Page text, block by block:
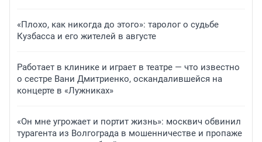
«Плохо, как никогда до этого»: таролог о судьбе
Кузбасса и его жителей в августе
Работает в клинике и играет в театре — что известно
о сестре Вани Дмитриенко, оскандалившейся на
концерте в «Лужниках»
«Он мне угрожает и портит жизнь»: москвич обвинил
турагента из Волгограда в мошенничестве и пропаже